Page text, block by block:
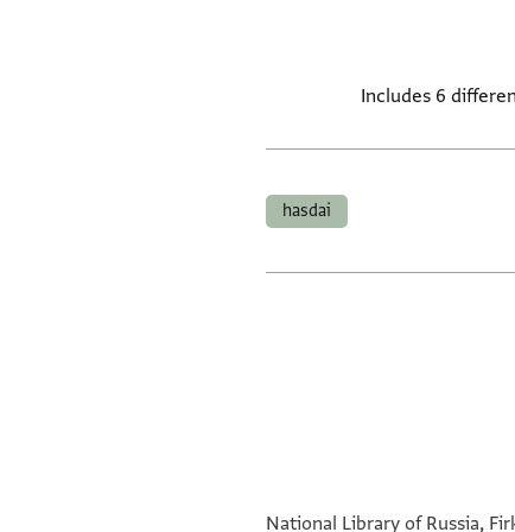
Includes 6
hasdai
National Library of Russia,